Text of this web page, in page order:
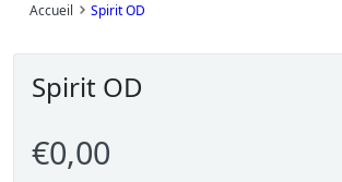
Accueil Spirit OD
Spirit OD
€0,00